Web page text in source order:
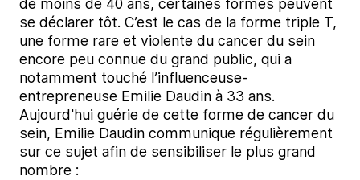
de moins de 40 ans, certaines formes peuvent
se déclarer tôt. C’est le cas de la forme triple T,
une forme rare et violente du cancer du sein
encore peu connue du grand public, qui a
notamment touché l’influenceuse-
entrepreneuse Emilie Daudin à 33 ans.
Aujourd'hui guérie de cette forme de cancer du
sein, Emilie Daudin communique régulièrement
sur ce sujet afin de sensibiliser le plus grand
nombre :